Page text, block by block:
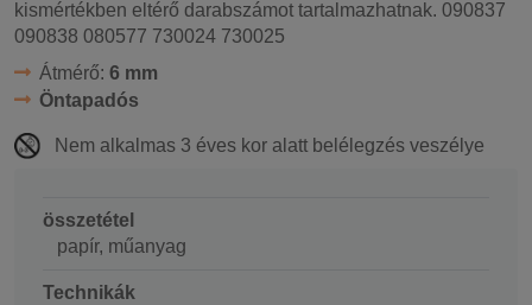
kismértékben eltérő darabszámot tartalmazhatnak. 090837
090838 080577 730024 730025
Átmérő: 6 mm
Öntapadós
Nem alkalmas 3 éves kor alatt belélegzés veszélye
összetétel
papír, műanyag
Technikák